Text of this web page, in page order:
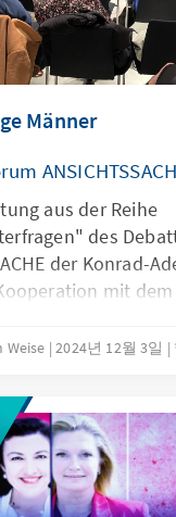
Männer
aus der Reihe
des
der Konrad-
mit dem
Weise 2024년 12월 3일